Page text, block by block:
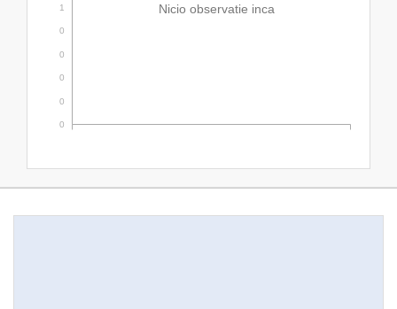
Nicio observatie inca
0
0
0
0
0
1